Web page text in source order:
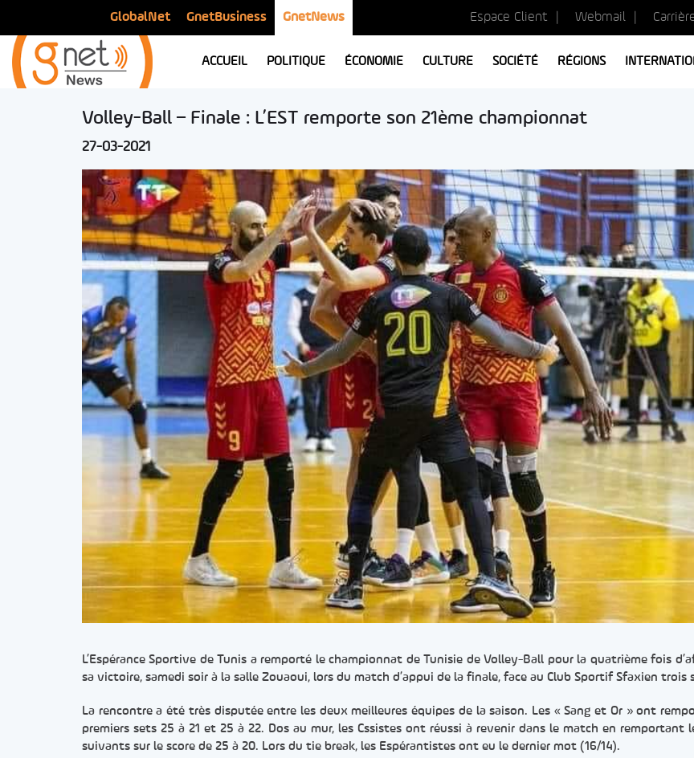
GlobalNet GnetBusiness GnetNews Espace Client Webmail
ACCUEIL POLITIQUE ÉCONOMIE CULTURE SOCIÉTÉ RÉGIONS
Volley-Ball – Finale : L’EST remporte son 21ème championnat
27-03-2021
L’Espérance Sportive de Tunis a remporté le championnat de Tunisie de Volley-Ball pour la quatrième fois
sa victoire, samedi soir à la salle Zouaoui, lors du match d’appui de la finale, face au Club Sportif Sfaxien trois
La rencontre a été très disputée entre les deux meilleures équipes de la saison. Les « Sang et Or » ont
premiers sets 25 à 21 et 25 à 22. Dos au mur, les Cssistes ont réussi à revenir dans le match en remportant
suivants sur le score de 25 à 20. Lors du tie break, les Espérantistes ont eu le dernier mot (16/14).